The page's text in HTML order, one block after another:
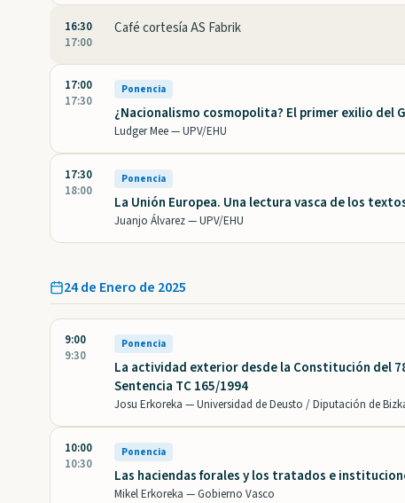
16:30
17:00
Café cortesía AS Fabrik
17:00
17:30
Ponencia
¿Nacionalismo cosmopolita? El primer exilio del
Ludger Mee —UPV/EHU
17:30
18:00
Ponencia
La Unión Europea. Una lectura vasca de los
Juanjo Álvarez —UPV/EHU
24 de Enero de 2025
9:00
9:30
Ponencia
La actividad exterior desde la Constitución del
Sentencia TC 165/1994
Josu Erkoreka —Universidad de Deusto / Diputación de
10:00
10:30
Ponencia
Las haciendas forales y los tratados e
Mikel Erkoreka —Gobierno Vasco